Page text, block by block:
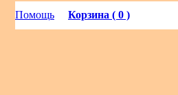
Помощь Корзина ( 0 )